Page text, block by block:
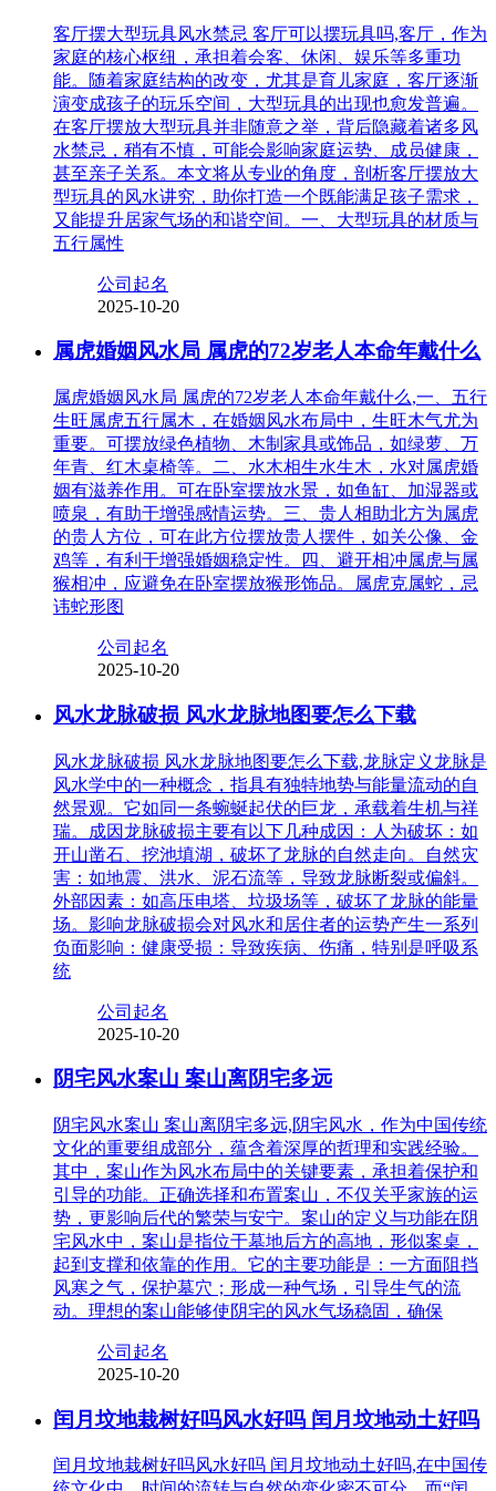
客厅摆大型玩具风水禁忌 客厅可以摆玩具吗,客厅，作为
家庭的核心枢纽，承担着会客、休闲、娱乐等多重功
能。随着家庭结构的改变，尤其是育儿家庭，客厅逐渐
演变成孩子的玩乐空间，大型玩具的出现也愈发普遍。
在客厅摆放大型玩具并非随意之举，背后隐藏着诸多风
水禁忌，稍有不慎，可能会影响家庭运势、成员健康，
甚至亲子关系。本文将从专业的角度，剖析客厅摆放大
型玩具的风水讲究，助你打造一个既能满足孩子需求，
又能提升居家气场的和谐空间。一、大型玩具的材质与
五行属性
公司起名
2025-10-20
属虎婚姻风水局 属虎的72岁老人本命年戴什么
属虎婚姻风水局 属虎的72岁老人本命年戴什么,一、五行
生旺属虎五行属木，在婚姻风水布局中，生旺木气尤为
重要。可摆放绿色植物、木制家具或饰品，如绿萝、万
年青、红木桌椅等。二、水木相生水生木，水对属虎婚
姻有滋养作用。可在卧室摆放水景，如鱼缸、加湿器或
喷泉，有助于增强感情运势。三、贵人相助北方为属虎
的贵人方位，可在此方位摆放贵人摆件，如关公像、金
鸡等，有利于增强婚姻稳定性。四、避开相冲属虎与属
猴相冲，应避免在卧室摆放猴形饰品。属虎克属蛇，忌
讳蛇形图
公司起名
2025-10-20
风水龙脉破损 风水龙脉地图要怎么下载
风水龙脉破损 风水龙脉地图要怎么下载,龙脉定义龙脉是
风水学中的一种概念，指具有独特地势与能量流动的自
然景观。它如同一条蜿蜒起伏的巨龙，承载着生机与祥
瑞。成因龙脉破损主要有以下几种成因：人为破坏：如
开山凿石、挖池填湖，破坏了龙脉的自然走向。自然灾
害：如地震、洪水、泥石流等，导致龙脉断裂或偏斜。
外部因素：如高压电塔、垃圾场等，破坏了龙脉的能量
场。影响龙脉破损会对风水和居住者的运势产生一系列
负面影响：健康受损：导致疾病、伤痛，特别是呼吸系
统
公司起名
2025-10-20
阴宅风水案山 案山离阴宅多远
阴宅风水案山 案山离阴宅多远,阴宅风水，作为中国传统
文化的重要组成部分，蕴含着深厚的哲理和实践经验。
其中，案山作为风水布局中的关键要素，承担着保护和
引导的功能。正确选择和布置案山，不仅关乎家族的运
势，更影响后代的繁荣与安宁。案山的定义与功能在阴
宅风水中，案山是指位于墓地后方的高地，形似案桌，
起到支撑和依靠的作用。它的主要功能是：一方面阻挡
风寒之气，保护墓穴；形成一种气场，引导生气的流
动。理想的案山能够使阴宅的风水气场稳固，确保
公司起名
2025-10-20
闰月坟地栽树好吗风水好吗 闰月坟地动土好吗
闰月坟地栽树好吗风水好吗 闰月坟地动土好吗,在中国传